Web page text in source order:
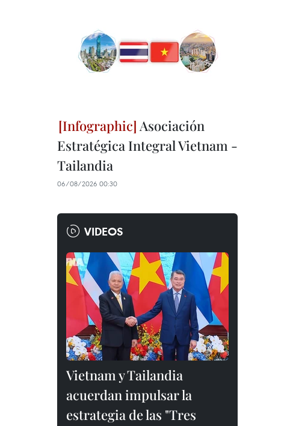
Asociación
Estratégica Integral Vietnam -
Tailandia
06/08/2026 00:30
VIDEOS
Vietnam y Tailandia
acuerdan impulsar la
estrategia de las "Tres